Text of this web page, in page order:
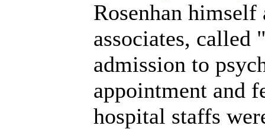
Rosenhan
associates, called
admission to
appointment and
hospital staffs